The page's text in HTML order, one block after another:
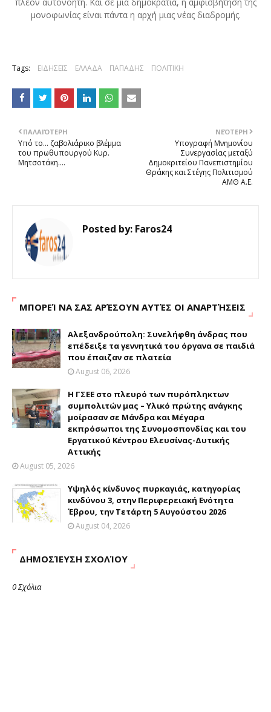
πλέον αυτονόητη. Και σε μια δημοκρατία, η αμφισβήτηση της
μονοφωνίας είναι πάντα η αρχή μιας νέας διαδρομής.
Tags: ΕΙΔΗΣΕΙΣ ΕΛΛΑΔΑ ΠΑΠΑΔΗΣ ΠΟΛΙΤΙΚΗ
ΝΕΌΤΕΡΗ
Υπογραφή Μνημονίου
Συνεργασίας μεταξύ
Δημοκριτείου Πανεπιστημίου
Θράκης και Στέγης Πολιτισμού
ΑΜΘ Α.Ε.
ΠΑΛΑΙΌΤΕΡΗ
Υπό το… ζαβολιάρικο βλέμμα
του πρωθυπουργού Κυρ.
Μητσοτάκη....
Posted by: Faros24
ΜΠΟΡΕΊ ΝΑ ΣΑΣ ΑΡΈΣΟΥΝ ΑΥΤΈΣ ΟΙ ΑΝΑΡΤΉΣΕΙΣ
Αλεξανδρούπολη: Συνελήφθη άνδρας που
επέδειξε τα γεννητικά του όργανα σε παιδιά
που έπαιζαν σε πλατεία
August 06, 2026
H ΓΣΕΕ στο πλευρό των πυρόπληκτων
συμπολιτών μας – Υλικό πρώτης ανάγκης
μοίρασαν σε Μάνδρα και Μέγαρα
εκπρόσωποι της Συνομοσπονδίας και του
Εργατικού Κέντρου Ελευσίνας-Δυτικής
Αττικής
August 05, 2026
Υψηλός κίνδυνος πυρκαγιάς, κατηγορίας
κινδύνου 3, στην Περιφερειακή Ενότητα
Έβρου, την Τετάρτη 5 Αυγούστου 2026
August 04, 2026
ΔΗΜΟΣΊΕΥΣΗ ΣΧΟΛΊΟΥ
0 Σχόλια